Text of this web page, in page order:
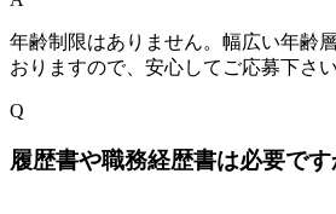
年齢制限はありません。幅広い年齢
おりますので、安心してご応募下さい
Q
履歴書や職務経歴書は必要です